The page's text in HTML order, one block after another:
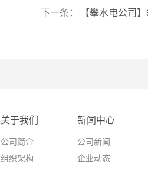
下一条：
【攀水电公司
关于我们
公司简介
组织架构
新闻中心
公司新闻
企业动态